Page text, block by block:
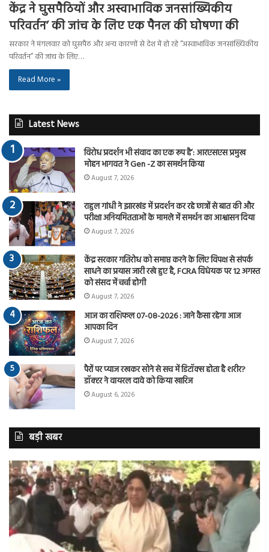
केंद्र ने घुसपैठियों और अस्वाभाविक जनसांख्यिकीय
परिवर्तन’ की जांच के लिए एक पैनल की घोषणा की
सरकार ने मंगलवार को घुसपैठ और अन्य कारणों से देश में हो रहे “अस्वाभाविक जनसांख्यिकीय
परिवर्तन” की जांच के लिए…
Read More »
Latest News
विरोध प्रदर्शन भी संवाद का एक रूप है’: आरएसएस प्रमुख
मोहन भागवत ने Gen -Z का समर्थन किया
August 7, 2026
राहुल गांधी ने झारखंड में प्रदर्शन कर रहे छात्रों से बात की और
परीक्षा अनियमितताओं के मामले में समर्थन का आश्वासन दिया
August 7, 2026
केंद्र सरकार गतिरोध को समाप्त करने के लिए विपक्ष से संपर्क
साधने का प्रयास जारी रखे हुए है, FCRA विधेयक पर 12 अगस्त
को संसद में चर्चा होगी
August 7, 2026
आज का राशिफल 07-08-2026 : जाने कैसा रहेगा आज
आपका दिन
August 7, 2026
पैरों पर प्याज रखकर सोने से सच में डिटॉक्स होता है शरीर?
डॉक्टर ने वायरल दावे को किया खारिज
August 6, 2026
बड़ी खबर